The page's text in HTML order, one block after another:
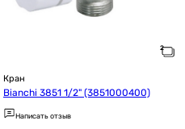
Кран
Bianchi 3851 1/2" (3851000400)
Написать отзыв